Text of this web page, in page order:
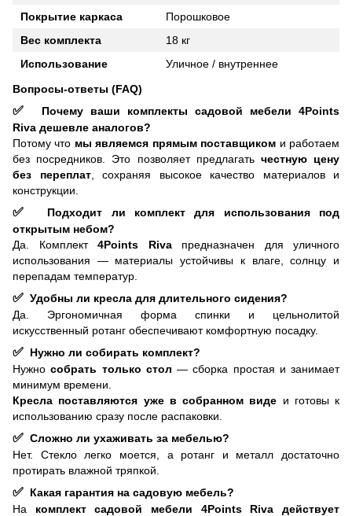
Покрытие каркаса
Порошковое
Вес комплекта
18 кг
Использование
Уличное / внутреннее
Вопросы-ответы (FAQ)
✅
Почему ваши комплекты садовой мебели 4Points
Riva дешевле аналогов?
Потому что мы являемся прямым поставщиком и работаем
без посредников. Это позволяет предлагать честную цену
без переплат, сохраняя высокое качество материалов и
конструкции.
✅
Подходит ли комплект для использования под
открытым небом?
Да. Комплект 4Points Riva предназначен для уличного
использования — материалы устойчивы к влаге, солнцу и
перепадам температур.
✅ Удобны ли кресла для длительного сидения?
Да. Эргономичная форма спинки и цельнолитой
искусственный ротанг обеспечивают комфортную посадку.
✅ Нужно ли собирать комплект?
Нужнособрать только стол — сборка простая и занимает
минимум времени.
Кресла поставляются уже в собранном виде и готовы к
использованию сразу после распаковки.
✅ Сложно ли ухаживать за мебелью?
Нет. Стекло легко моется, а ротанг и металл достаточно
протирать влажной тряпкой.
✅ Какая гарантия на садовую мебель?
На комплект садовой мебели 4Points Riva действует